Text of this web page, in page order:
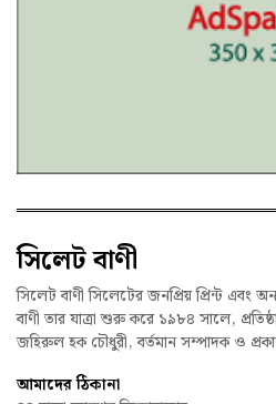
সিলেট বাণী
সিলেট বাণী সিলেটের জনপ্রিয় প্রিন্ট এবং
বাণী তার যাত্রা শুরু করে ১৯৮৪ সালে,
জহিরুল হক চৌধুরী, বর্তমান সম্পাদক ও
আমাদের ঠিকানা